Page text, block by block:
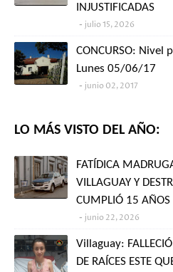
INJUSTIFICADAS
julio 15, 2026
CONCURSO: Nivel
Lunes 05/06/17
junio 02, 2017
LO MÁS VISTO DEL AÑO:
FATÍDICA
VILLAGUAY Y
CUMPLIÓ 15 AÑOS
junio 22, 2026
Villaguay:
DE RAÍCES ESTE